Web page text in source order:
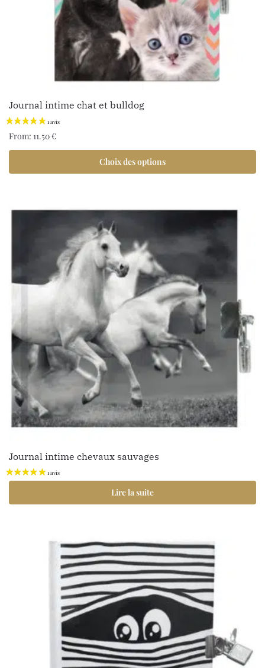
Journal intime chat et bulldog
From: 11.50€
Choix des options
Journal intime chevaux sauvages
Lire la suite